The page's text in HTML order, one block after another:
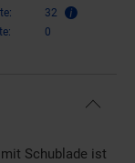
32
0
Schublade ist